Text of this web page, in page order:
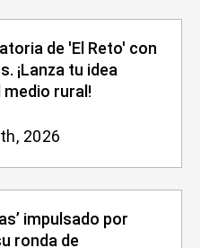
de 'El Reto' con
¡Lanza tu idea
rural!
2026
impulsado por
ronda de